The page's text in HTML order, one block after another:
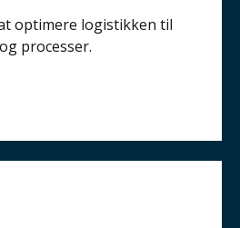
optimere logistikken til
processer.